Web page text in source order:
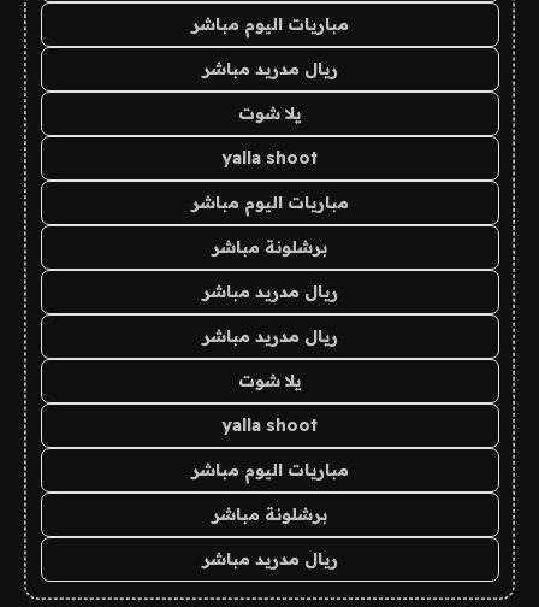
مباريات اليوم مباشر
ريال مدريد مباشر
يلا شوت
yalla shoot
مباريات اليوم مباشر
برشلونة مباشر
ريال مدريد مباشر
ريال مدريد مباشر
يلا شوت
yalla shoot
مباريات اليوم مباشر
برشلونة مباشر
ريال مدريد مباشر